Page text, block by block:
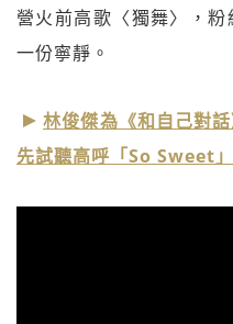
營火前高歌〈獨舞〉，
一份寧靜。
林俊傑為《和自己對
先試聽高呼「So Sweet」